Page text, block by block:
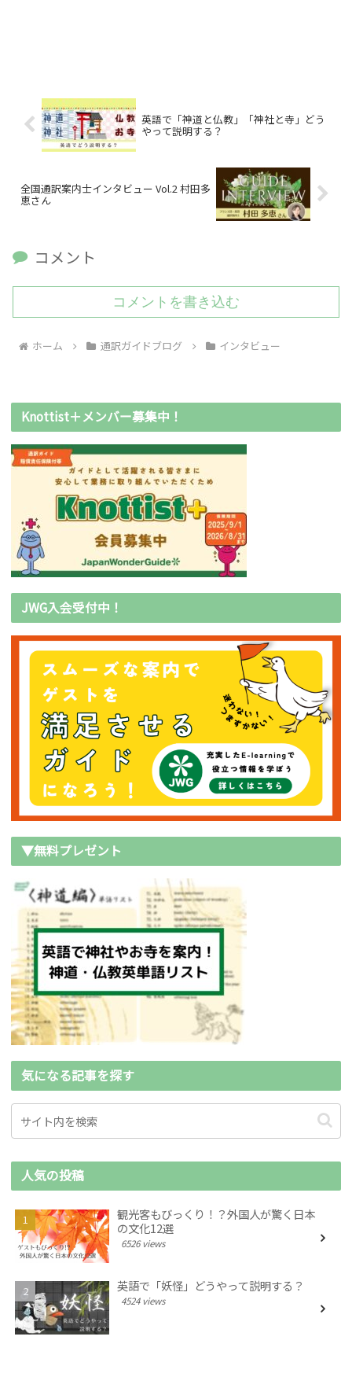
英語で「神道と仏教」「神社と寺」どう
やって説明する？
全国通訳案内士インタビュー Vol.2 村田多
恵さん
コメント
コメントを書き込む
ホーム 通訳ガイドブログ インタビュー
Knottist＋メンバー募集中！
JWG入会受付中！
▼無料プレゼント
気になる記事を探す
人気の投稿
観光客もびっくり！？外国人が驚く日本
の文化12選
6526 views
英語で「妖怪」どうやって説明する？
4524 views